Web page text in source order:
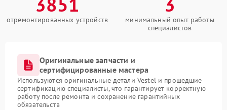
отремонтированных устройств
минимальный опыт работы
специалистов
Оригинальные запчасти и
сертифицированные мастера
Используются оригинальные детали Vestel и прошедшие
сертификацию специалисты, что гарантирует корректную
работу после ремонта и сохранение гарантийных
обязательств